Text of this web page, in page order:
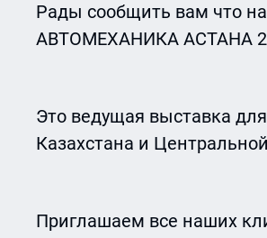
Рады сообщить вам что
АВТОМЕХАНИКА АСТАНА
Это ведущая выставка
Казахстана и
Приглашаем все наших